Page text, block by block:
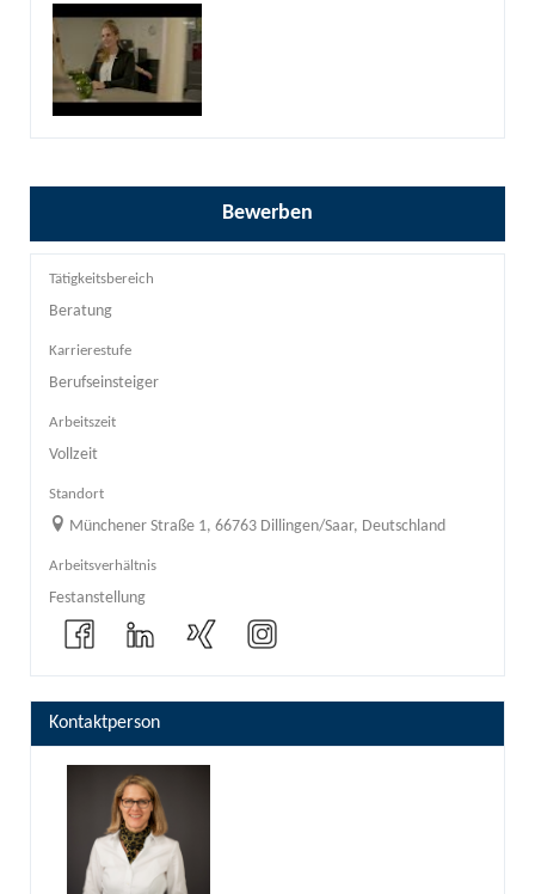
Bewerben
Tätigkeitsbereich
Beratung
Karrierestufe
Berufseinsteiger
Arbeitszeit
Vollzeit
Standort
Münchener Straße 1, 66763 Dillingen/Saar, Deutschland
Arbeitsverhältnis
Festanstellung
Kontaktperson